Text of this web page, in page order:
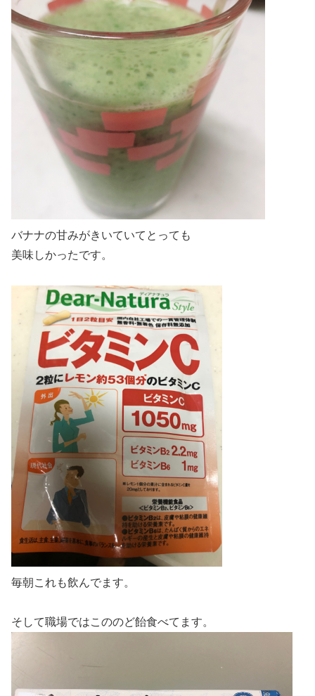
バナナの甘みがきいていてとっても
美味しかったです。
毎朝これも飲んでます。
そして職場ではこののど飴食べてます。